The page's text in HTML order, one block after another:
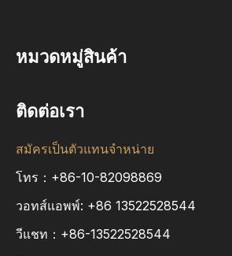
หมวดหมู่สินค้า
ติดต่อเรา
สมัครเป็นตัวแทนจำหน่าย
โทร：+86-10-82098869
วอทส์แอพพ์: +86 13522528544
วีแชท：+86-13522528544